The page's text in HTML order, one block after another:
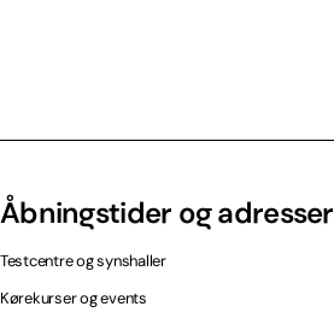
Åbningstider og adresser
Testcentre og synshaller
Kørekurser og events